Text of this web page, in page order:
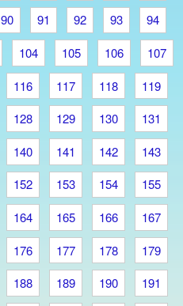
90 91 92 93
94
104 105 106
107
116 117 118
119
128 129 130
131
140 141 142
143
152 153 154
155
164 165 166
167
176 177 178
179
188 189 190
191